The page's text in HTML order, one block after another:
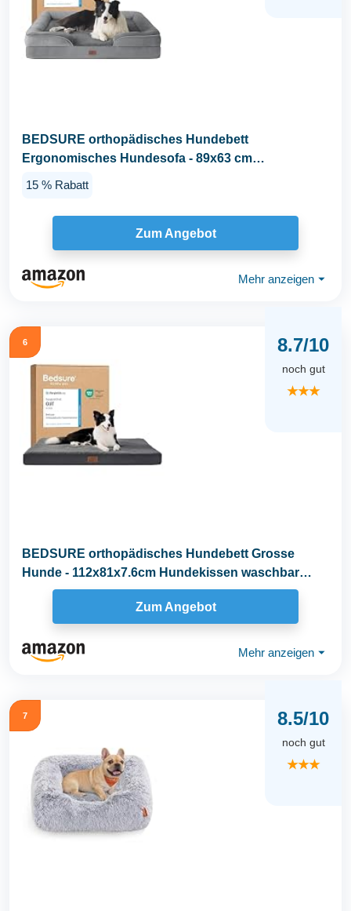
BEDSURE orthopädisches Hundebett
Ergonomisches Hundesofa - 89x63 cm
15 % Rabatt
Zum Angebot
Mehr anzeigen ⏷
6 8.7/10
noch gut
★★★
BEDSURE orthopädisches Hundebett Grosse
Hunde - 112x81x7.6cm Hundekissen waschbar
Hundematte mit...
Zum Angebot
Mehr anzeigen ⏷
7 8.5/10
noch gut
★★★